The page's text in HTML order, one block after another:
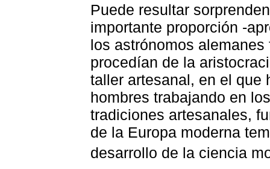
Puede resultar
importante proporción -
los astrónomos
procedían de la
taller artesanal, en el que
hombres trabajando en
tradiciones artesanales,
de la Europa moderna
desarrollo de la ciencia